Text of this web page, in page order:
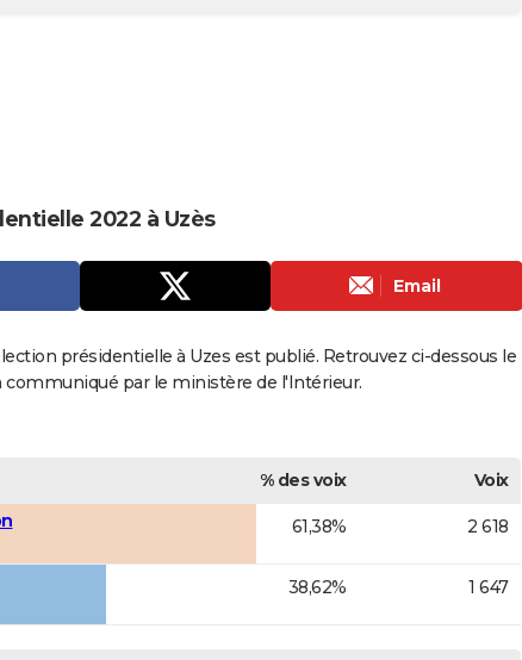
2022 à Uzès
Email
présidentielle à Uzes est publié. Retrouvez ci-dessous le
communiqué par le ministère de l'Intérieur.
% des voix
Voix
61,38% 2 618
38,62% 1 647